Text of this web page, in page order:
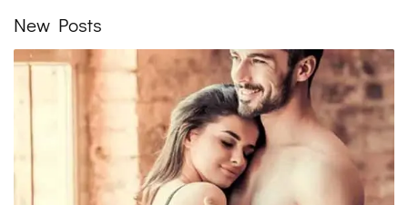
New Posts